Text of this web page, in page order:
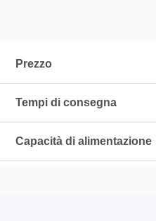
Prezzo
Tempi di consegna
Capacità di alimentazione